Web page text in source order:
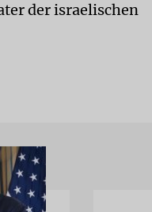
der israelischen